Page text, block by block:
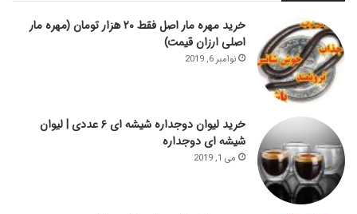
خرید مهره مار اصل فقط ۲۰ هزار تومان (مهره مار
اصلی ارزان قیمت)
نوامبر 6, 2019
خرید لیوان دوجداره شیشه ای ۶ عددی | لیوان
شیشه ای دوجداره
می 1, 2019